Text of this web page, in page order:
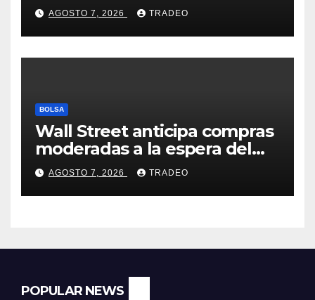
AGOSTO 7, 2026 TRADEO
BOLSA
Wall Street anticipa compras
moderadas a la espera del
informe de empleo de EEUU
AGOSTO 7, 2026 TRADEO
POPULAR NEWS